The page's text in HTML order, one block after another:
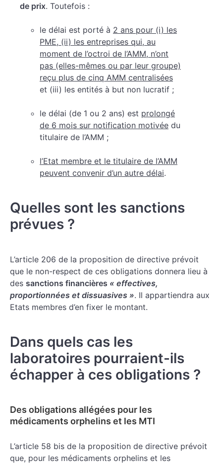
de prix. Toutefois :
le délai est porté à 2 ans pour (i) les
PME, (ii) les entreprises qui, au
moment de l’octroi de l’AMM, n’ont
pas (elles-mêmes ou par leur groupe)
reçu plus de cinq AMM centralisées
et (iii) les entités à but non lucratif ;
le délai (de 1 ou 2 ans) est prolongé
de 6 mois sur notification motivée du
titulaire de l’AMM ;
l’Etat membre et le titulaire de l’AMM
peuvent convenir d’un autre délai.
Quelles sont les sanctions
prévues ?
L’article 206 de la proposition de directive prévoit
que le non-respect de ces obligations donnera lieu à
des sanctions financières « effectives,
proportionnées et dissuasives ». Il appartiendra aux
Etats membres d’en fixer le montant.
Dans quels cas les
laboratoires pourraient-ils
échapper à ces obligations ?
Des obligations allégées pour les
médicaments orphelins et les MTI
L’article 58 bis de la proposition de directive prévoit
que, pour les médicaments orphelins et les